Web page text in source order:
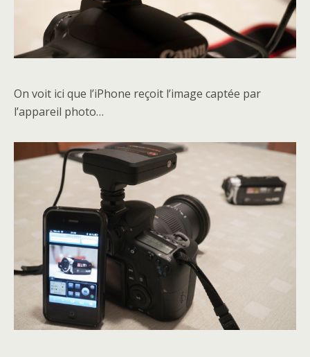
On voit ici que l’iPhone reçoit l’image captée par
l’appareil photo…